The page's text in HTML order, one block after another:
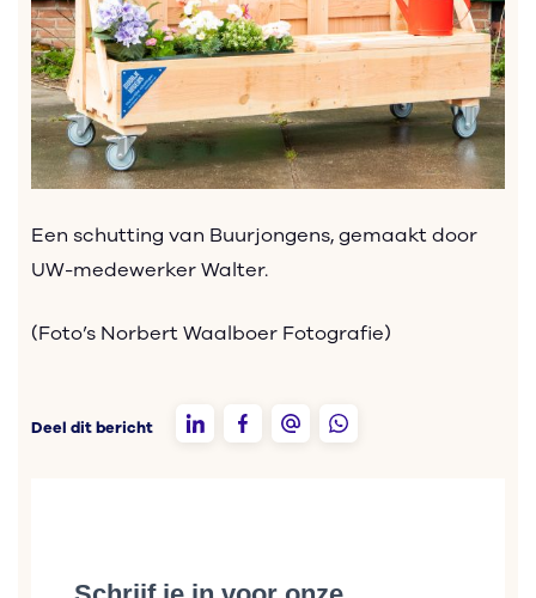
Een schutting van Buurjongens, gemaakt door
UW-medewerker Walter.
(Foto’s Norbert Waalboer Fotografie)
Deel dit bericht